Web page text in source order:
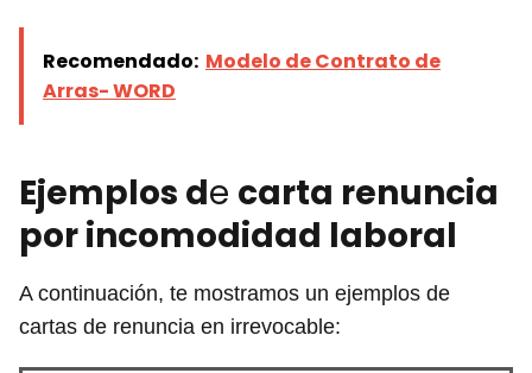
Recomendado: Modelo de Contrato de
Arras- WORD
Ejemplos de carta renuncia
por incomodidad laboral
A continuación, te mostramos un ejemplos de
cartas de renuncia en irrevocable: